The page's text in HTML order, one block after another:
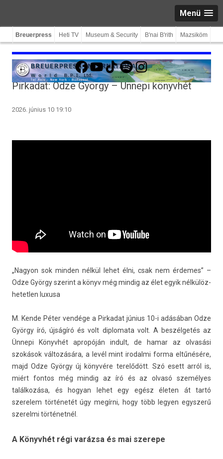
Menü
Breuerpress Heti TV Museum & Security B'nai B'rith Mazsiköm
Facebook
YouTube
TikTokSpotifyInstagram
Pirkadat: Odze György – Ünnepi könyvhét
2026. június 10 19:10
„Nagyon sok mind­en nélkül lehet élni, csak nem érdemes” –
Odze György szerint a könyv még min­dig az élet egyik nél­külöz­
hetetl­en luxusa
M. Kende Péter vendége a Pir­kadat június 10-i adásában Odze
György író, újságíró és volt di­plomata volt. A beszélgetés az
Ünnepi Könyvhét apropóján in­dult, de hamar az olvasási
szokások változására, a levél mint ir­odal­mi forma eltűnésére,
majd Odze György új könyvére terelődött. Szó esett arról is,
miért fon­tos még min­dig az író és az olvasó személyes
találkozása, és hogyan lehet egy egész életen át tartó
szerelem történetét úgy megírni, hogy több legy­en egysz­erű
szerel­mi történetnél.
A Könyvhét régi varázsa és mai szerepe